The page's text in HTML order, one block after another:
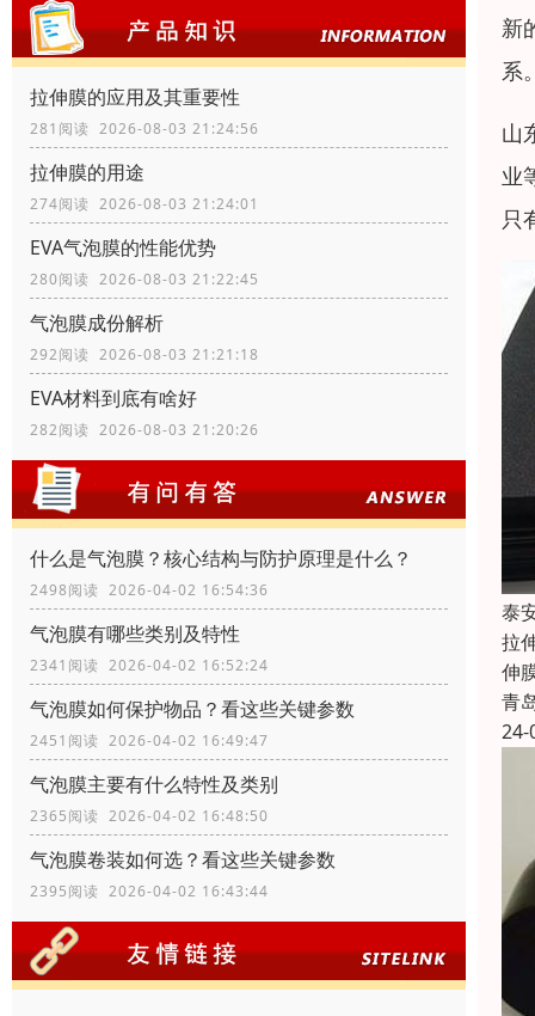
拉伸膜的应用及其重要性
281阅读 2026-08-03 21:24:56
拉伸膜的用途
274阅读 2026-08-03 21:24:01
EVA气泡膜的性能优势
280阅读 2026-08-03 21:22:45
气泡膜成份解析
292阅读 2026-08-03 21:21:18
EVA材料到底有啥好
282阅读 2026-08-03 21:20:26
什么是气泡膜？核心结构与防护原理是什么？
2498阅读 2026-04-02 16:54:36
气泡膜有哪些类别及特性
2341阅读 2026-04-02 16:52:24
气泡膜如何保护物品？看这些关键参数
2451阅读 2026-04-02 16:49:47
气泡膜主要有什么特性及类别
2365阅读 2026-04-02 16:48:50
气泡膜卷装如何选？看这些关键参数
2395阅读 2026-04-02 16:43:44
新
系
山
业
只
泰
拉
伸
青
24-